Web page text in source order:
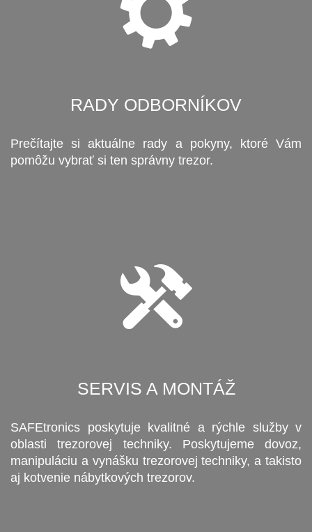
RADY ODBORNÍKOV
Prečítajte si aktuálne rady a pokyny, ktoré Vám
pomôžu vybrať si ten správny trezor.
SERVIS A MONTÁŽ
SAFEtronics poskytuje kvalitné a rýchle služby v
oblasti trezorovej techniky. Poskytujeme dovoz,
manipuláciu a vynášku trezorovej techniky, a takisto
aj kotvenie nábytkových trezorov.